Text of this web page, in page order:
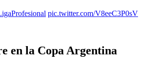
pic.twitter.com/V8eeC3P0sV
en la Copa Argentina